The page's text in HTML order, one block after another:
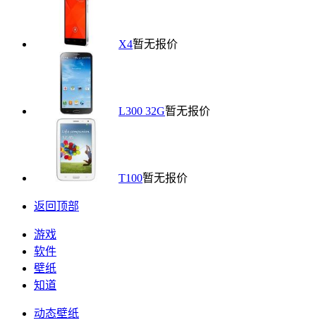
X4暂无报价
L300 32G暂无报价
T100暂无报价
返回顶部
游戏
软件
壁纸
知道
动态壁纸